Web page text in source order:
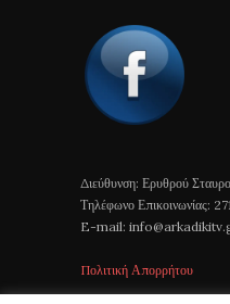
Διεύθυνση: Ερυθρού
Τηλέφωνο Επικοινωνίας:
E-mail:
Πολιτική Απορρήτου